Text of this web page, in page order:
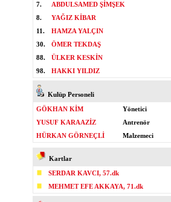
7.
ABDULSAMED ŞİMŞEK
8.
YAĞIZ KİBAR
11.
HAMZA YALÇIN
30.
ÖMER TEKDAŞ
88.
ÜLKER KESKİN
98.
HAKKI YILDIZ
Kulüp Personeli
GÖKHAN KİM
Yönetici
YUSUF KARAAZİZ
Antrenör
HÜRKAN GÖRNEÇLİ
Malzemeci
Kartlar
SERDAR KAVCI, 57.dk
MEHMET EFE AKKAYA, 71.dk